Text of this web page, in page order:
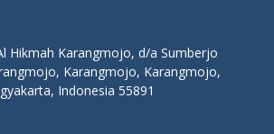
Hikmah Karangmojo, d/a Sumberjo
Karangmojo, Karangmojo,
Indonesia 55891